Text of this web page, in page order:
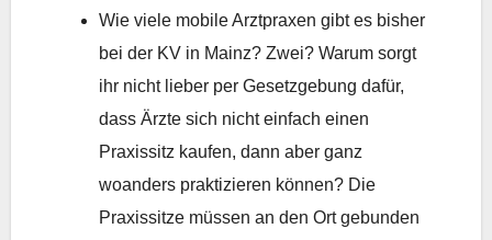
Wie viele mobile Arztpraxen gibt es bisher
bei der KV in Mainz? Zwei? Warum sorgt
ihr nicht lieber per Gesetzgebung dafür,
dass Ärzte sich nicht einfach einen
Praxissitz kaufen, dann aber ganz
woanders praktizieren können? Die
Praxissitze müssen an den Ort gebunden